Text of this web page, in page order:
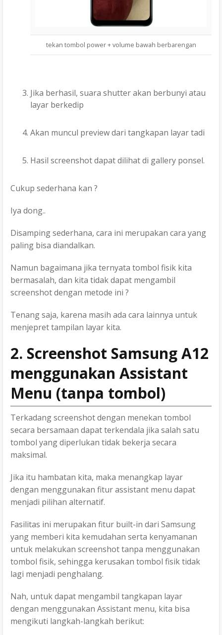
tekan tombol power + volume bawah berbarengan
Jika berhasil, suara shutter akan berbunyi atau
layar berkedip
Akan muncul preview dari tangkapan layar tadi
Hasil screenshot dapat dilihat di gallery ponsel.
Cukup sederhana kan ?
Iya dong..
Disamping sederhana, cara ini merupakan cara yang
paling bisa diandalkan.
Namun bagaimana jika ternyata tombol fisik kita
bermasalah, dan kita tidak dapat mengambil
screenshot dengan metode ini ?
Tenang saja, karena masih ada cara lainnya untuk
menjepret tampilan layar kita.
2. Screenshot Samsung A12
menggunakan Assistant
Menu (tanpa tombol)
Terkadang screenshot dengan menekan tombol
secara bersamaan dapat terkendala jika salah satu
tombol yang diperlukan tidak bekerja secara
maksimal.
Jika itu hambatan kita, maka menangkap layar
dengan menggunakan fitur assistant menu dapat
menjadi pilihan alternatif.
Fasilitas ini merupakan fitur built-in dari Samsung
yang memberi kita kemudahan serta kenyamanan
untuk melakukan screenshot tanpa menggunakan
tombol fisik, sehingga kerusakan tombol fisik tidak
lagi menjadi penghalang.
Nah, untuk dapat mengambil tangkapan layar
dengan menggunakan Assistant menu, kita bisa
mengikuti langkah-langkah berikut: